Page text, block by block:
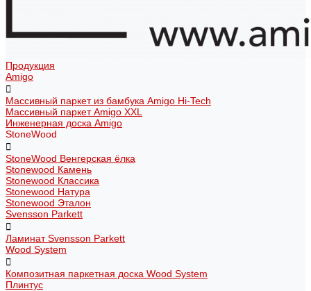
Продукция
Amigo
Массивный паркет из бамбука Amigo Hi-Tech
Массивный паркет Amigo XXL
Инженерная доска Amigo
StoneWood
StoneWood Венгерская ёлка
Stonewood Камень
Stonewood Классика
Stonewood Натура
Stonewood Эталон
Svensson Parkett
Ламинат Svensson Parkett
Wood System
Композитная паркетная доска Wood System
Плинтус